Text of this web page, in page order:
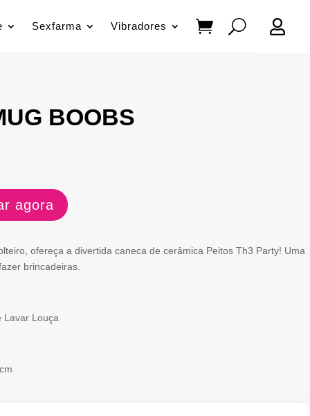
Sexfarma Vibradores 
BOOBS
agora
ofereça a divertida caneca de cerâmica Peitos Th3 Party! Uma
brincadeiras.
Lavar Louça